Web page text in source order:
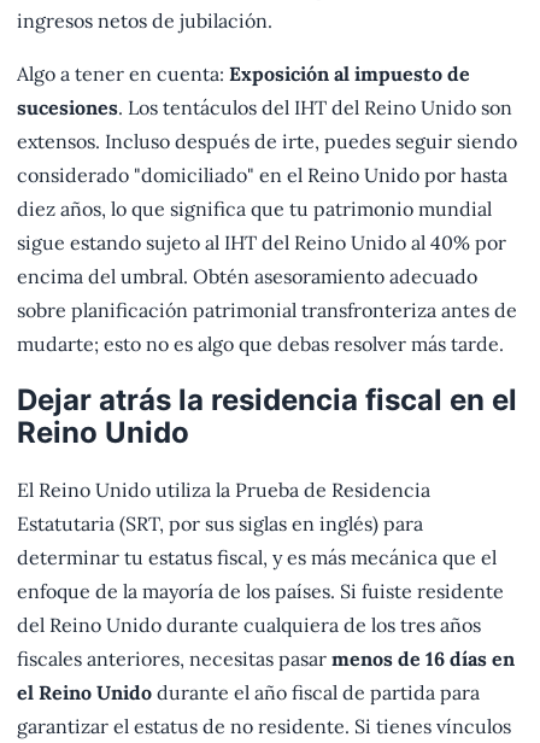
ingresos netos de jubilación.
Algo a tener en cuenta: Exposición al impuesto de
sucesiones. Los tentáculos del IHT del Reino Unido son
extensos. Incluso después de irte, puedes seguir siendo
considerado "domiciliado" en el Reino Unido por hasta
diez años, lo que significa que tu patrimonio mundial
sigue estando sujeto al IHT del Reino Unido al 40% por
encima del umbral. Obtén asesoramiento adecuado
sobre planificación patrimonial transfronteriza antes de
mudarte; esto no es algo que debas resolver más tarde.
Dejar atrás la residencia fiscal en el
Reino Unido
El Reino Unido utiliza la Prueba de Residencia
Estatutaria (SRT, por sus siglas en inglés) para
determinar tu estatus fiscal, y es más mecánica que el
enfoque de la mayoría de los países. Si fuiste residente
del Reino Unido durante cualquiera de los tres años
fiscales anteriores, necesitas pasar menos de 16 días en
el Reino Unido durante el año fiscal de partida para
garantizar el estatus de no residente. Si tienes vínculos